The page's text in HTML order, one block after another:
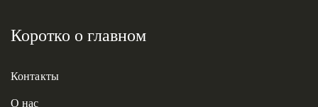
Коротко о главном
Контакты
О нас